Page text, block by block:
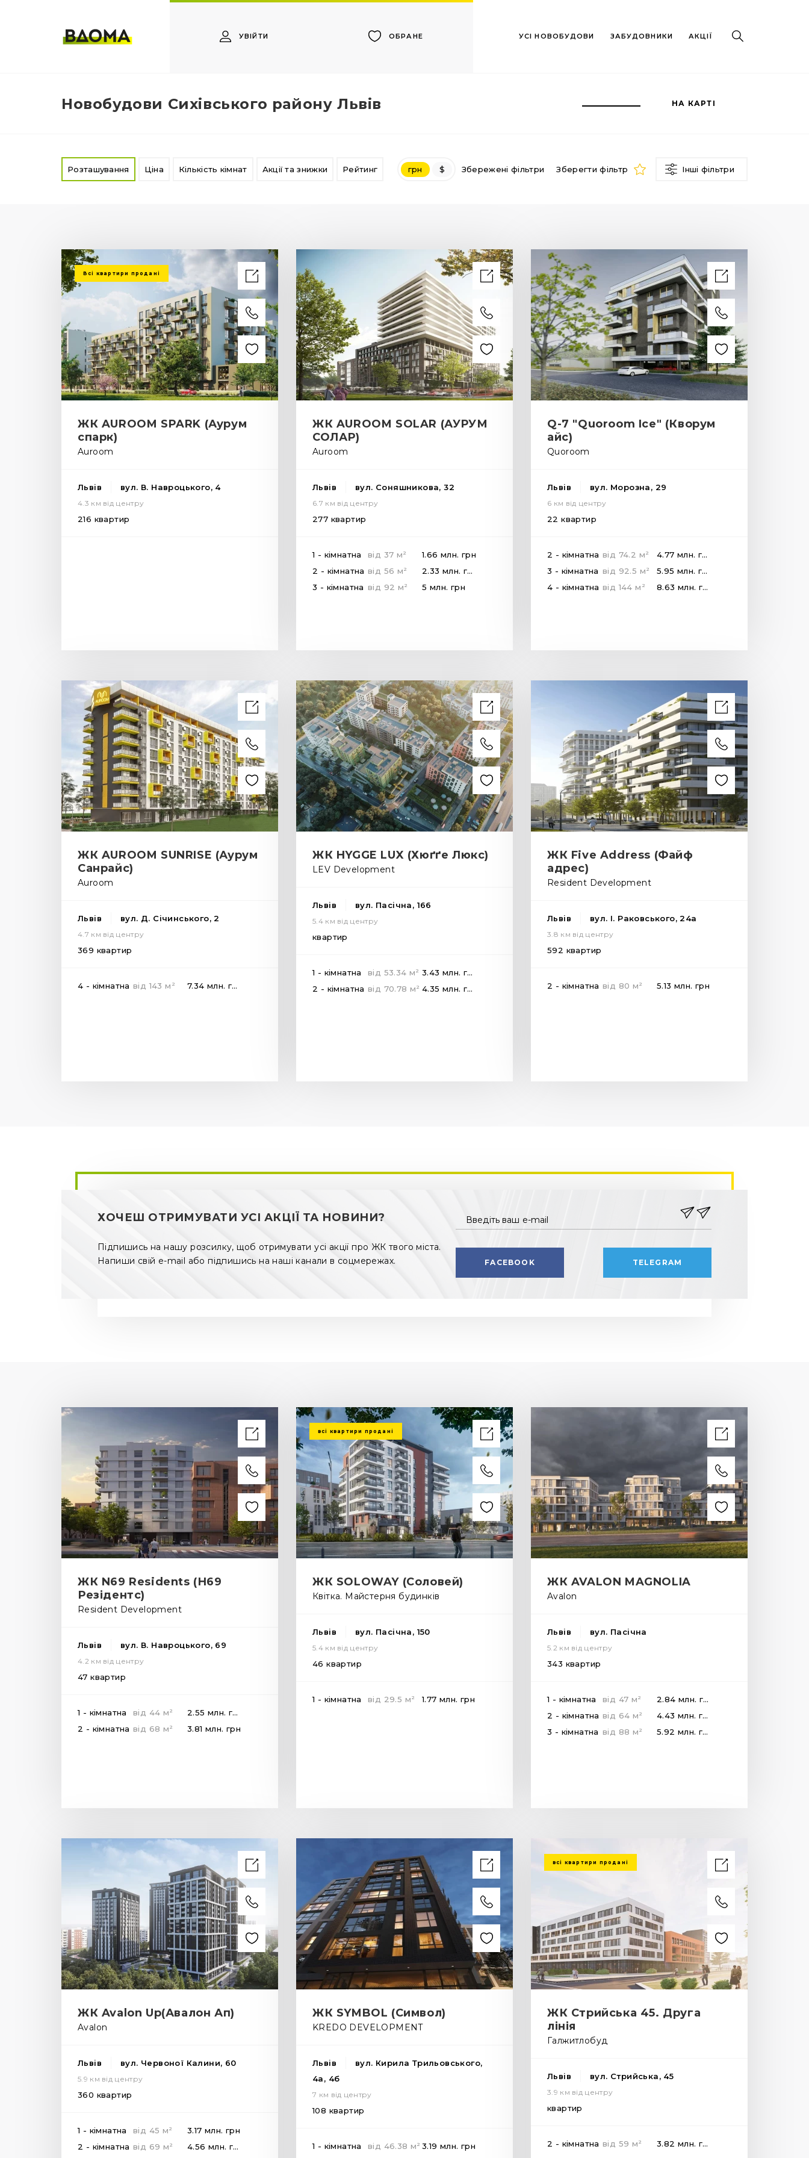
УВІЙТИ ОБРАНЕ УСІ НОВОБУДОВИ ЗАБУДОВНИКИ АКЦІЇ
Новобудови Сихівського району Львів НА КАРТІ
Розташування Ціна Кількість кімнат Акції та знижки Рейтинг грн $ Збережені фільтри Зберегти фільтр Інші фільтри
Всі квартири продані
ЖК AUROOM SPARK (Аурум
спарк)
Auroom
Львів вул. В. Навроцького, 4
4.3 км від центру
216 квартир
ЖК AUROOM SOLAR (АУРУМ
СОЛАР)
Auroom
Львів вул. Соняшникова, 32
6.7 км від центру
277 квартир
1 - кімнатна від 37 м 2 1.66 млн. грн
2 - кімнатна від 56 м 2 2.33 млн. грн
3 - кімнатна від 92 м 2 5 млн. грн
Q-7 "Quoroom Ice" (Кворум
айс)
Quoroom
Львів вул. Морозна, 29
6 км від центру
22 квартир
2 - кімнатна від 74.2 м 2 4.77 млн. грн
3 - кімнатна від 92.5 м 2 5.95 млн. грн
4 - кімнатна від 144 м 2 8.63 млн. грн
ЖК AUROOM SUNRISE (Аурум
Санрайс)
Auroom
Львів вул. Д. Січинського, 2
4.7 км від центру
369 квартир
4 - кімнатна від 143 м 2 7.34 млн. грн
ЖК HYGGE LUX (Хюґґе Люкс)
LEV Development
Львів вул. Пасічна, 166
5.4 км від центру
квартир
1 - кімнатна від 53.34 м 2 3.43 млн. грн
2 - кімнатна від 70.78 м 2 4.35 млн. грн
ЖК Five Address (Файф
адрес)
Resident Development
Львів вул. І. Раковського, 24а
3.8 км від центру
592 квартир
2 - кімнатна від 80 м 2 5.13 млн. грн
ХОЧЕШ ОТРИМУВАТИ УСІ АКЦІЇ ТА НОВИНИ?
Підпишись на нашу розсилку, щоб отримувати усі акції про ЖК твого міста.
Напиши свій e-mail або підпишись на наші канали в соцмережах.
Введіть ваш e-mail
FACEBOOK TELEGRAM
ЖК N69 Residents (Н69
Резідентс)
Resident Development
Львів вул. В. Навроцького, 69
4.2 км від центру
47 квартир
1 - кімнатна від 44 м 2 2.55 млн. грн
2 - кімнатна від 68 м 2 3.81 млн. грн
всі квартири продані
ЖК SOLOWAY (Соловей)
Квітка. Майстерня будинків
Львів вул. Пасічна, 150
5.4 км від центру
46 квартир
1 - кімнатна від 29.5 м 2 1.77 млн. грн
ЖК AVALON MAGNOLIA
Avalon
Львів вул. Пасічна
5.2 км від центру
343 квартир
1 - кімнатна від 47 м 2 2.84 млн. грн
2 - кімнатна від 64 м 2 4.43 млн. грн
3 - кімнатна від 88 м 2 5.92 млн. грн
ЖК Avalon Up(Авалон Ап)
Avalon
Львів вул. Червоної Калини, 60
5.9 км від центру
360 квартир
1 - кімнатна від 45 м 2 3.17 млн. грн
2 - кімнатна від 69 м 2 4.56 млн. грн
ЖК SYMBOL (Символ)
KREDO DEVELOPMENT
Львів
вул. Кирила Трильовського,
4а, 4б
7 км від центру
108 квартир
1 - кімнатна від 46.38 м 2 3.19 млн. грн
всі квартири продані
ЖК Стрийська 45. Друга
лінія
Галжитлобуд
Львів вул. Стрийська, 45
3.9 км від центру
квартир
2 - кімнатна від 59 м 2 3.82 млн. грн